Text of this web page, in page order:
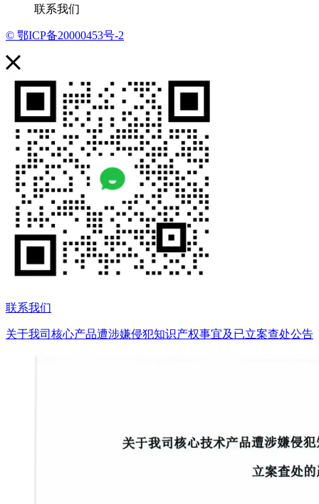
联系我们
© 鄂ICP备20000453号-2
联系我们
关于我司核心产品遭涉嫌侵犯知识产权事宜及已立案查处公告